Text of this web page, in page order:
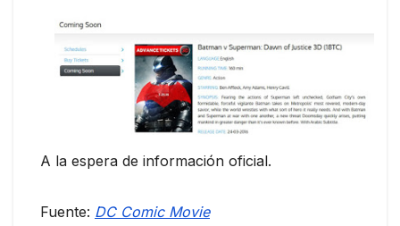
A la espera de información oficial.
Fuente: DC Comic Movie